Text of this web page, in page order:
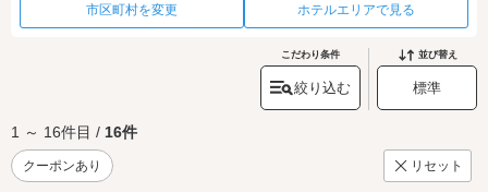
市区町村を変更 ホテルエリアで見る
こだわり条件
絞り込む
並び替え
標準
1 ～ 16件目 / 16件
クーポンあり リセット